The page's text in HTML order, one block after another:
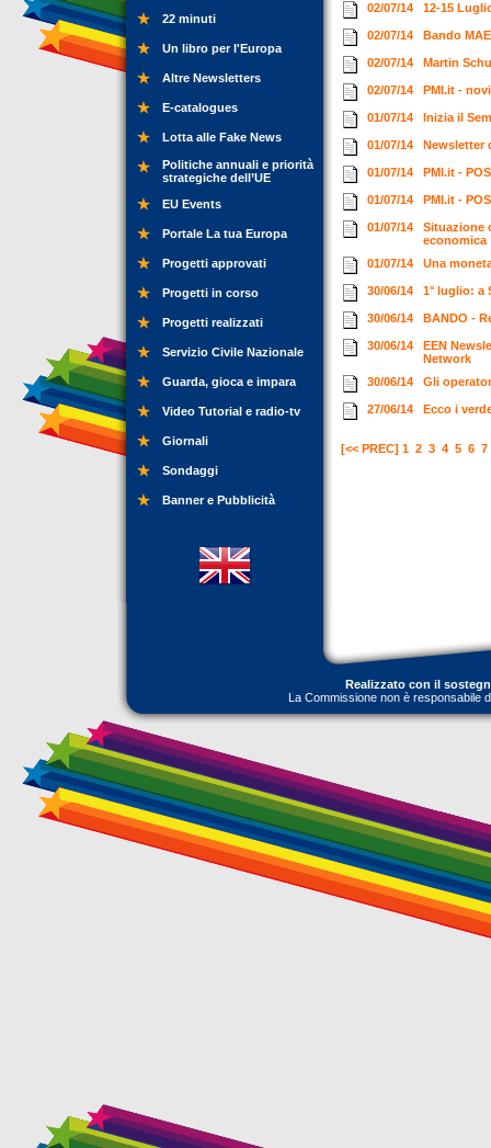
22 minuti
Un libro per l'Europa
Altre Newsletters
E-catalogues
Lotta alle Fake News
Politiche annuali e priorità
strategiche dell’UE
EU Events
Portale La tua Europa
Progetti approvati
Progetti in corso
Progetti realizzati
Servizio Civile Nazionale
Guarda, gioca e impara
Video Tutorial e radio-tv
Giornali
Sondaggi
Banner e Pubblicità
02/07/14 12-15
02/07/14 Bando
02/07/14 Martin
02/07/14 PMI.it -
01/07/14 Inizia il
01/07/14 Newsletter
01/07/14 PMI.it -
01/07/14 PMI.it -
01/07/14
Situazione
economica
01/07/14
Una
30/06/14 1° luglio: a
30/06/14 BANDO -
30/06/14
EEN
Network
30/06/14
Gli
27/06/14 Ecco i
[<< PREC] 1 2 3 4 5 6 7
Realizzato con il
La Commissione non è responsabile